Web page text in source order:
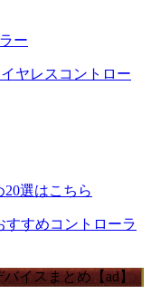
ー
ヤレスコントロー
20選はこちら
すすめコントローラ
イスまとめ【ad】